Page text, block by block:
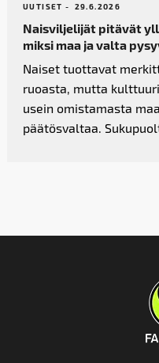
UUTISET - 29.6.2026
Naisviljelijät pitävät
miksi maa ja valta
Naiset tuottavat
ruoasta, mutta
usein omistamasta
päätösvaltaa.